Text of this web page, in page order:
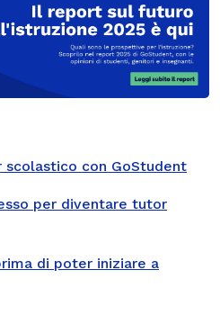
con GoStudent
per diventare tutor
di poter iniziare a